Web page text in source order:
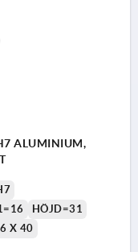
ALUMINIUM,
HÖJD=31
X 40